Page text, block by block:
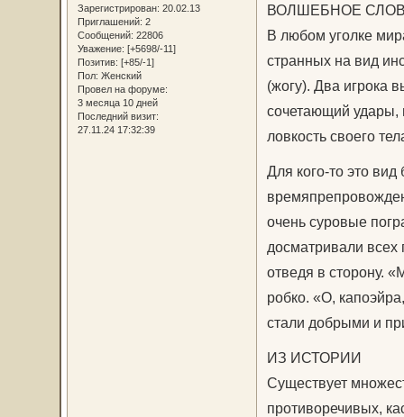
Зарегистрирован: 20.02.13
Приглашений: 2
Сообщений: 22806
Уважение: [+5698/-11]
Позитив: [+85/-1]
Пол: Женский
Провел на форуме:
3 месяца 10 дней
Последний визит:
27.11.24 17:32:39
ВОЛШЕБНОЕ
В любом уголке
странных на вид
(жогу). Два игрока
сочетающий удары,
ловкость своего
Для кого-то это вид
очень суровые
досматривали всех
отведя в сторону.
робко. «О,
стали добрыми и
ИЗ ИСТОРИИ
Существует
противоречивых,